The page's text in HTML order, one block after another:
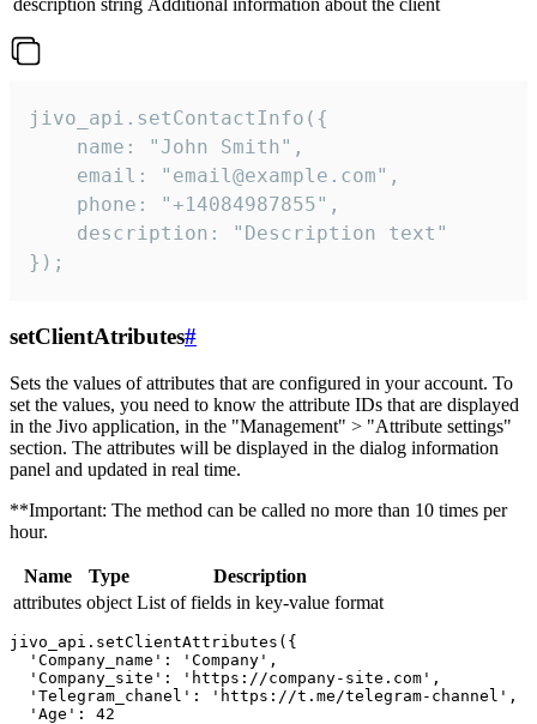
description string Additional information about the client
jivo_api.setContactInfo({
    name: "John Smith",
    email: "email@example.com",
    phone: "+14084987855",
    description: "Description text"
});
setClientAtributes#
Sets the values ​​of attributes that are configured in your account. To
set the values, you need to know the attribute IDs that are displayed
in the Jivo application, in the "Management" > "Attribute settings"
section. The attributes will be displayed in the dialog information
panel and updated in real time.
**Important: The method can be called no more than 10 times per
hour.
Name Type
Description
attributes object List of fields in key-value format
jivo_api.setClientAttributes({
  'Company_name': 'Company',
  'Company_site': 'https://company-site.com',
  'Telegram_chanel': 'https://t.me/telegram-channel',
  'Age': 42